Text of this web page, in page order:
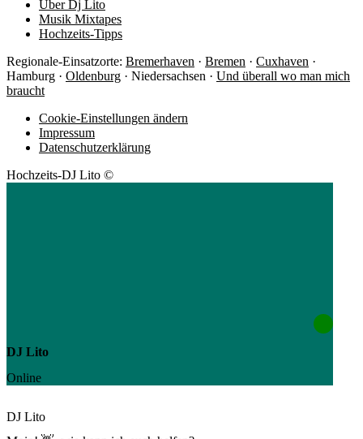
Über Dj Lito
Musik Mixtapes
Hochzeits-Tipps
Regionale-Einsatzorte: Bremerhaven · Bremen · Cuxhaven ·
Hamburg · Oldenburg · Niedersachsen · Und überall wo man mich
braucht
Cookie-Einstellungen ändern
Impressum
Datenschutzerklärung
Hochzeits-DJ Lito ©
DJ Lito
Online
DJ Lito